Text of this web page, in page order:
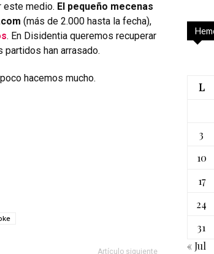
este medio. El pequeño mecenas
(más de 2.000 hasta la fecha),
. En Disidentia queremos recuperar
han arrasado.
hacemos mucho.
Artículo siguiente
L
3
10
17
24
31
« Jul